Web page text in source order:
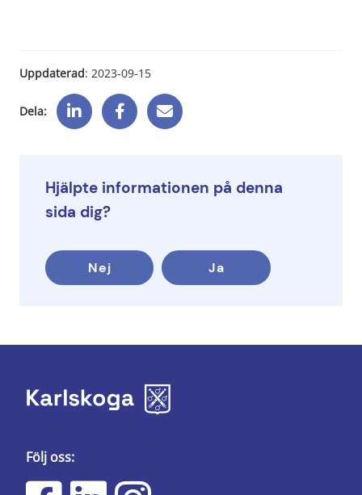
Uppdaterad: 2023-09-15
Dela:
Hjälpte informationen på denna
sida dig?
Nej Ja
Följ oss: